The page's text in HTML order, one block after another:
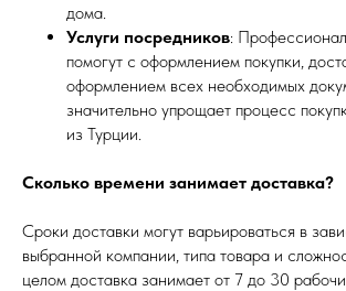
дома.
Услуги посредников:
помогут с оформлением покупки,
оформлением всех необходимых
значительно упрощает процесс
из Турции.
Сколько времени занимает доставка?
Сроки доставки могут варьироваться в
выбранной компании, типа товара и
целом доставка занимает от 7 до 30